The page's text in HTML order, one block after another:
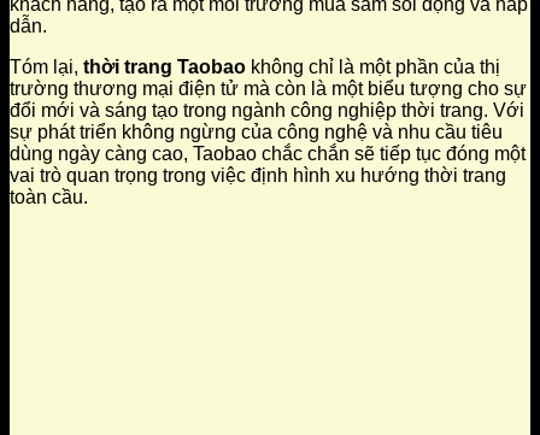
khách hàng, tạo ra một môi trường mua sắm sôi động và hấp
dẫn.
Tóm lại, thời trang Taobao không chỉ là một phần của thị
trường thương mại điện tử mà còn là một biểu tượng cho sự
đổi mới và sáng tạo trong ngành công nghiệp thời trang. Với
sự phát triển không ngừng của công nghệ và nhu cầu tiêu
dùng ngày càng cao, Taobao chắc chắn sẽ tiếp tục đóng một
vai trò quan trọng trong việc định hình xu hướng thời trang
toàn cầu.